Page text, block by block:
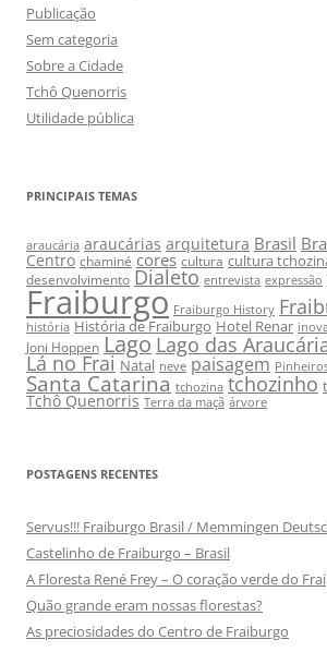
Publicação
Sem categoria
Sobre a Cidade
Tchô Quenorris
Utilidade pública
PRINCIPAIS TEMAS
araucária araucárias arquitetura Brasil
Centro chaminé cores cultura cultura
desenvolvimento Dialeto entrevista expressão
Fraiburgo Fraiburgo History
história História de Fraiburgo Hotel Renar
Joni Hoppen Lago Lago das
Lá no Frai Natal neve paisagem
Santa Catarina tchozina tchozinho
Tchô Quenorris Terra da maçã árvore
POSTAGENS RECENTES
Servus!!! Fraiburgo Brasil / Memmingen
Castelinho de Fraiburgo – Brasil
A Floresta René Frey – O coração verde do Frai
Quão grande eram nossas florestas?
As preciosidades do Centro de Fraiburgo